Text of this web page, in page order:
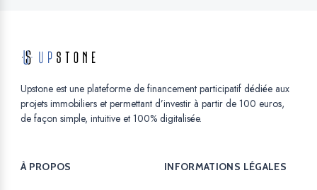
Upstone est une plateforme de financement participatif dédiée aux
projets immobiliers et permettant d’investir à partir de 100 euros,
de façon simple, intuitive et 100% digitalisée.
À PROPOS INFORMATIONS LÉGALES